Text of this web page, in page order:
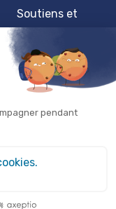
Soutiens et
sponsors
Actualités
Mentions